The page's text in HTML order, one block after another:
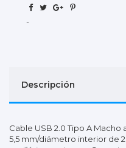
-
Descripción
Cable USB 2.0 Tipo A
5,5 mm/diámetro interior de